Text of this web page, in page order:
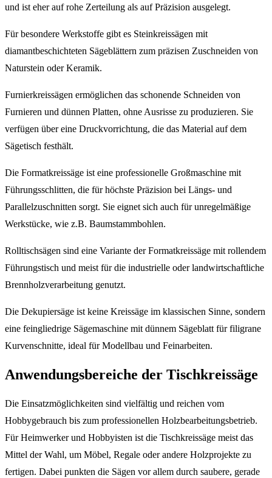
und ist eher auf rohe Zerteilung als auf Präzision ausgelegt.
Für besondere Werkstoffe gibt es Steinkreissägen mit
diamantbeschichteten Sägeblättern zum präzisen Zuschneiden von
Naturstein oder Keramik.
Furnierkreissägen ermöglichen das schonende Schneiden von
Furnieren und dünnen Platten, ohne Ausrisse zu produzieren. Sie
verfügen über eine Druckvorrichtung, die das Material auf dem
Sägetisch festhält.
Die Formatkreissäge ist eine professionelle Großmaschine mit
Führungsschlitten, die für höchste Präzision bei Längs- und
Parallelzuschnitten sorgt. Sie eignet sich auch für unregelmäßige
Werkstücke, wie z.B. Baumstammbohlen.
Rolltischsägen sind eine Variante der Formatkreissäge mit rollendem
Führungstisch und meist für die industrielle oder landwirtschaftliche
Brennholzverarbeitung genutzt.
Die Dekupiersäge ist keine Kreissäge im klassischen Sinne, sondern
eine feingliedrige Sägemaschine mit dünnem Sägeblatt für filigrane
Kurvenschnitte, ideal für Modellbau und Feinarbeiten.
Anwendungsbereiche der Tischkreissäge
Die Einsatzmöglichkeiten sind vielfältig und reichen vom
Hobbygebrauch bis zum professionellen Holzbearbeitungsbetrieb.
Für Heimwerker und Hobbyisten ist die Tischkreissäge meist das
Mittel der Wahl, um Möbel, Regale oder andere Holzprojekte zu
fertigen. Dabei punkten die Sägen vor allem durch saubere, gerade